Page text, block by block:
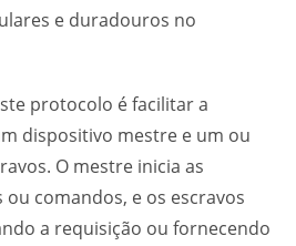
e duradouros no
protocolo é facilitar a
dispositivo mestre e um ou
O mestre inicia as
comandos, e os escravos
a requisição ou fornecendo